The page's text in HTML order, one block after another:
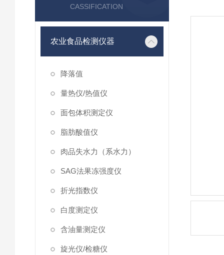
CASSIFICATION
农业食品检测仪器
降落值
量热仪/热值仪
面包体积测定仪
脂肪酸值仪
肉品失水力（系水力）
SAG法果冻强度仪
折光指数仪
白度测定仪
含油量测定仪
旋光仪/检糖仪